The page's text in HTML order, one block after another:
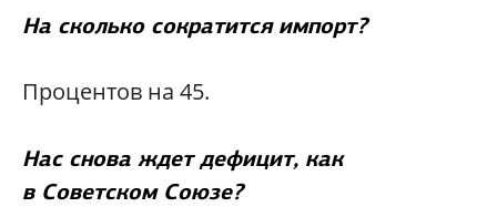
На сколько сократится импорт?
Процентов на 45.
Нас снова ждет дефицит, как
в Советском Союзе?